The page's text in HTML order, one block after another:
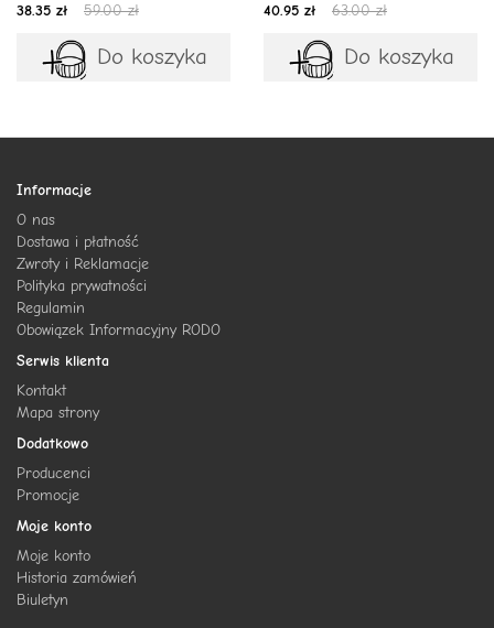
38.35 zł 59.00 zł
Do koszyka
40.95 zł 63.00 zł
Do koszyka
Informacje
O nas
Dostawa i płatność
Zwroty i Reklamacje
Polityka prywatności
Regulamin
Obowiązek Informacyjny RODO
Serwis klienta
Kontakt
Mapa strony
Dodatkowo
Producenci
Promocje
Moje konto
Moje konto
Historia zamówień
Biuletyn